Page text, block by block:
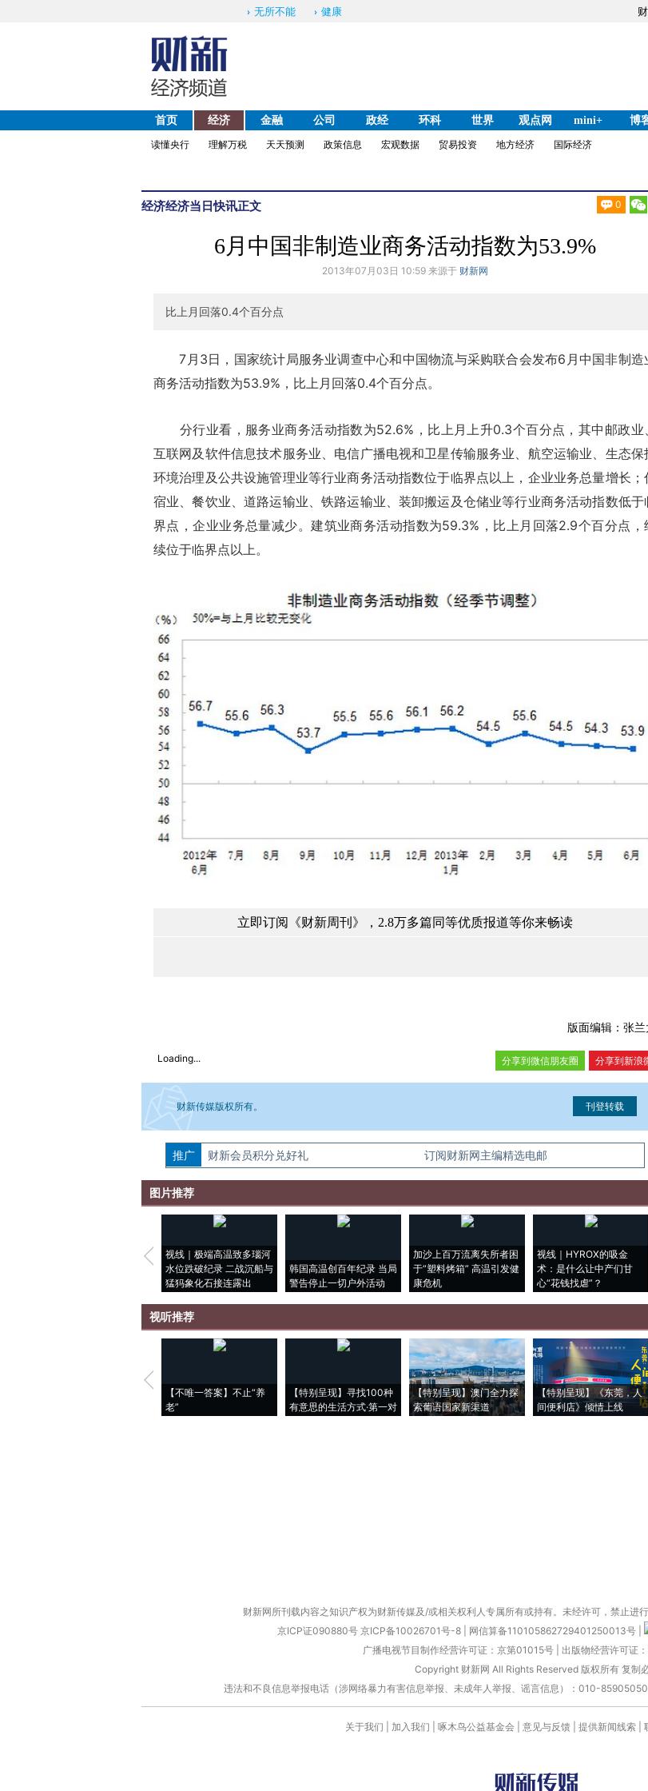
无所不能 健康
首页 经济 金融 公司 政经 环科 世界 观点网 mini+ 博
读懂央行
理解万税 天天预测 政策信息 宏观数据 贸易投资 地方经济 国际经济
经济经济当日快讯正文 0
6月中国非制造业商务活动指数为53.9%
2013年07月03日 10:59 来源于 财新网
比上月回落0.4个百分点
7月3日，国家统计局服务业调查中心和中国物流与采购联合会发布6月中国非制造
商务活动指数为53.9%，比上月回落0.4个百分点。
分行业看，服务业商务活动指数为52.6%，比上月上升0.3个百分点，其中邮政业、
互联网及软件信息技术服务业、电信广播电视和卫星传输服务业、航空运输业、生态保
环境治理及公共设施管理业等行业商务活动指数位于临界点以上，企业业务总量增长；
宿业、餐饮业、道路运输业、铁路运输业、装卸搬运及仓储业等行业商务活动指数低于
界点，企业业务总量减少。建筑业商务活动指数为59.3%，比上月回落2.9个百分点，
续位于临界点以上。
立即订阅《财新周刊》，2.8万多篇同等优质报道等你来畅读
版面编辑：张兰
Loading... 分享到新浪
分享到微信朋友圈
财新传媒版权所有。
如需刊登转载请点击右侧按钮，提交相关信息。经确认即可刊登转载。
推广 财新会员积分兑好礼 订阅财新网主编精选电邮
图片推荐
视线｜极端高温致多瑙河
水位跌破纪录 二战沉船与
猛犸象化石接连露出
韩国高温创百年纪录 当局
警告停止一切户外活动
加沙上百万流离失所者困
于“塑料烤箱” 高温引发健
康危机
视线｜HYROX的吸金
术：是什么让中产们甘
心“花钱找虐”？
视听推荐
【不唯一答案】不止“养
老”
【特别呈现】寻找100种
有意思的生活方式·第一对
【特别呈现】澳门全力探
索葡语国家新渠道
【特别呈现】《东莞，人
间便利店》倾情上线
财新网所刊载内容之知识产权为财新传媒及/或相关权利人专属所有或持有。未经许可，禁止进
京ICP证090880号 京ICP备10026701号-8 网信算备110105862729401250013号
广播电视节目制作经营许可证：京第01015号| 出版物经营许可证
Copyright 财新网 All Rights Reserved 版权所有 复制
违法和不良信息举报电话（涉网络暴力有害信息举报、未成年人举报、谣言信息）：010-
关于我们 加入我们 啄木鸟公益基金会 意见与反馈 提供新闻线索